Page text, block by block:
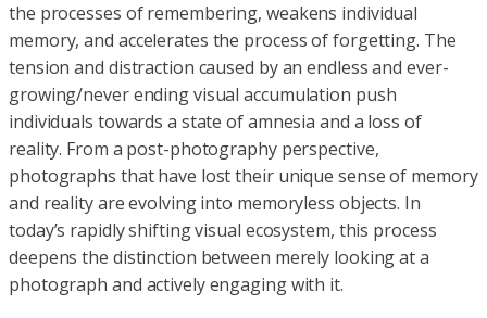
the processes of remembering, weakens individual
memory, and accelerates the process of forgetting. The
tension and distraction caused by an endless and ever-
growing/never ending visual accumulation push
individuals towards a state of amnesia and a loss of
reality. From a post-photography perspective,
photographs that have lost their unique sense of memory
and reality are evolving into memoryless objects. In
today’s rapidly shifting visual ecosystem, this process
deepens the distinction between merely looking at a
photograph and actively engaging with it.